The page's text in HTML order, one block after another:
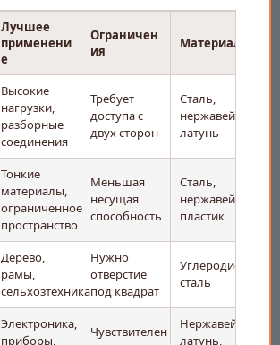
Лучшее
применени
е
Ограничен
ия
Материалы
Высокие
нагрузки,
разборные
соединения
Требует
доступа с
двух сторон
Сталь,
нержавейка,
латунь
Тонкие
материалы,
ограниченное
пространство
Меньшая
несущая
способность
Сталь,
нержавейка,
пластик
Дерево,
рамы,
сельхозтехника
Нужно
отверстие
под квадрат
Углеродистая
сталь
Электроника,
приборы,
Чувствителен
Нержавейка,
латунь,